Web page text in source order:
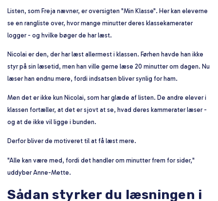
Listen, som Freja nævner, er oversigten "Min Klasse". Her kan eleverne
se en rangliste over, hvor mange minutter deres klassekamerater
logger - og hvilke bøger de har læst.
Nicolai er den, der har læst allermest i klassen. Førhen havde han ikke
styr på sin læsetid, men han ville gerne læse 20 minutter om dagen. Nu
læser han endnu mere, fordi indsatsen bliver synlig for ham.
Men det er ikke kun Nicolai, som har glæde af listen. De andre elever i
klassen fortæller, at det er sjovt at se, hvad deres kammerater læser -
og at de ikke vil ligge i bunden.
Derfor bliver de motiveret til at få læst mere.
"Alle kan være med, fordi det handler om minutter frem for sider,"
uddyber Anne-Mette.
Sådan styrker du læsningen i